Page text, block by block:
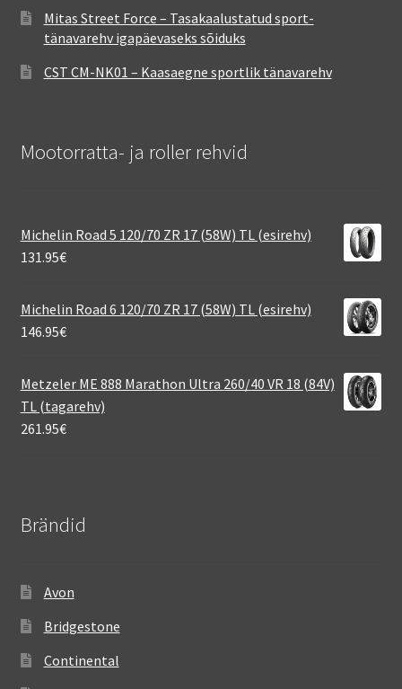
Mitas Street Force – Tasakaalustatud sport-
tänavarehv igapäevaseks sõiduks
CST CM-NK01 – Kaasaegne sportlik tänavarehv
Mootorratta- ja roller rehvid
Michelin Road 5 120/70 ZR 17 (58W) TL (esirehv)
131.95€
Michelin Road 6 120/70 ZR 17 (58W) TL (esirehv)
146.95€
Metzeler ME 888 Marathon Ultra 260/40 VR 18 (84V)
TL (tagarehv)
261.95€
Brändid
Avon
Bridgestone
Continental